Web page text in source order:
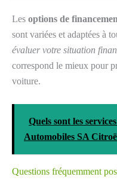
Les options de
sont variées et adaptées à
évaluer votre situation
correspond le mieux pour
voiture.
Quels sont les
Automobiles SA
Questions fréquemment